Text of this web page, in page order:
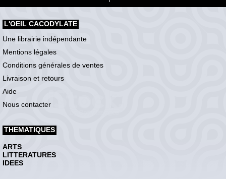
L'OEIL CACODYLATE
Une librairie indépendante
Mentions légales
Conditions générales de ventes
Livraison et retours
Aide
Nous contacter
THEMATIQUES
ARTS
LITTERATURES
IDEES